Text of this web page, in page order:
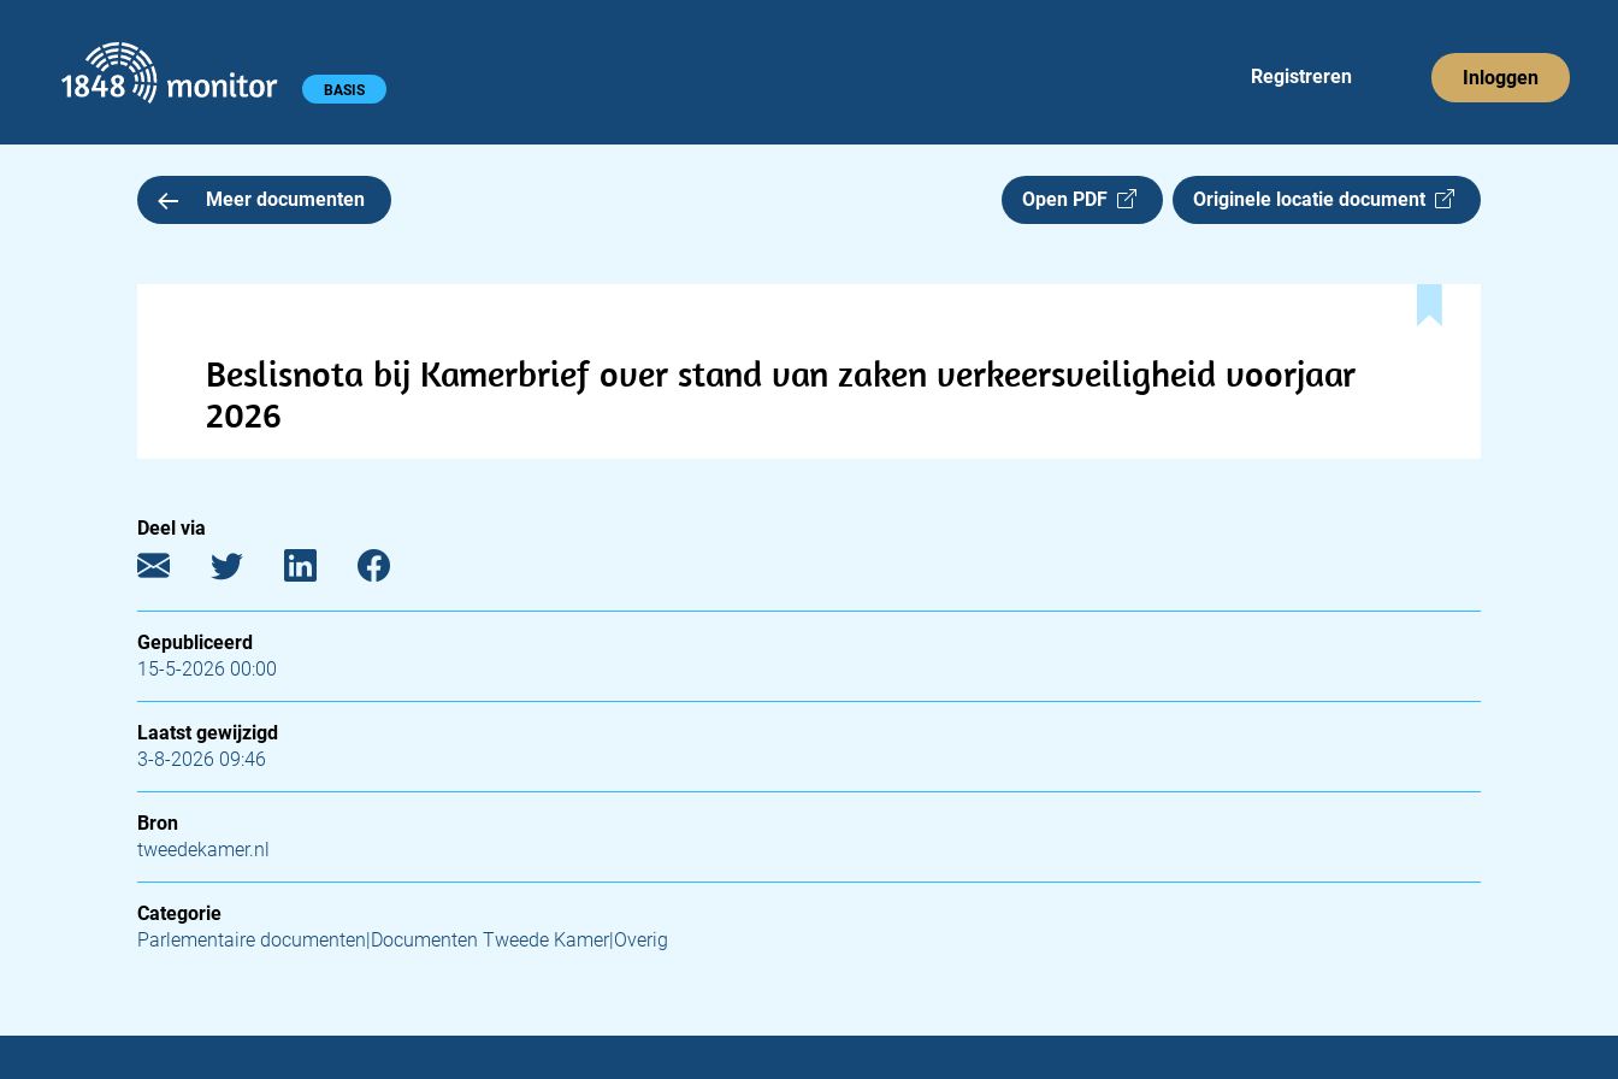
Hoofdmenu BASIS
Registreren Inloggen
Meer documenten Open PDF Originele locatie document
Beslisnota bij Kamerbrief over stand van zaken verkeersveiligheid voorjaar
2026
Deel via
Gepubliceerd
15-5-2026 00:00
Laatst gewijzigd
3-8-2026 09:46
Bron
tweedekamer.nl
Categorie
Parlementaire documenten|Documenten Tweede Kamer|Overig